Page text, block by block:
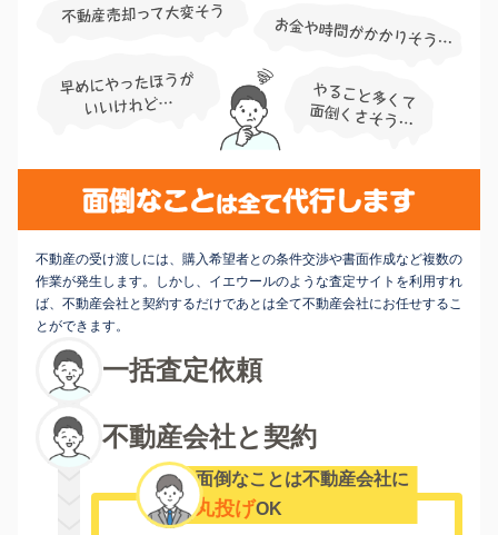
不動産の受け渡しには、購入希望者との条件交渉や書面作成など複数の
作業が発生します。しかし、イエウールのような査定サイトを利用すれ
ば、不動産会社と契約するだけであとは全て不動産会社にお任せするこ
とができます。
一括査定依頼
不動産会社と契約
面倒なことは不動産会社に
丸投げOK